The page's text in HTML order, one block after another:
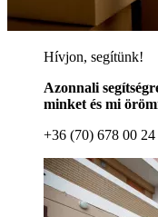
Hívjon, segítünk!
Azonnali
minket és mi
+36 (70) 678 00 24